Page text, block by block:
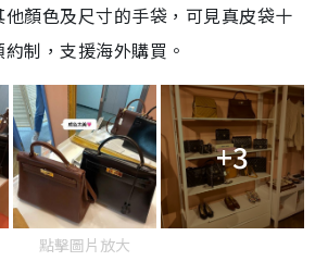
顏色及尺寸的手袋，可見真皮袋十
制，支援海外購買。
+3
點擊圖片放大